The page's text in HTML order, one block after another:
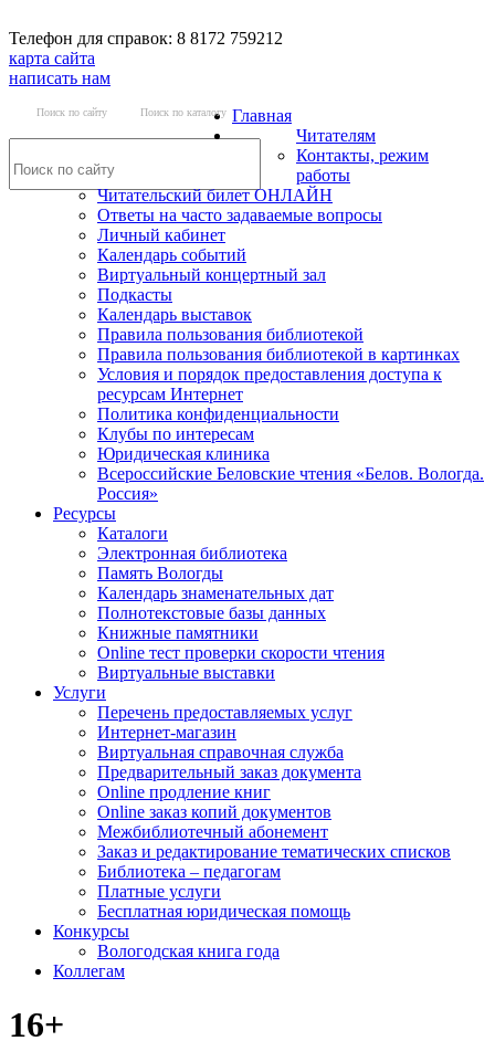
Телефон для справок: 8 8172 759212
карта сайта
написать нам
Поиск по сайту Поиск по каталогу Главная
Читателям
Контакты, режим
работы
Читательский билет ОНЛАЙН
Ответы на часто задаваемые вопросы
Личный кабинет
Календарь событий
Виртуальный концертный зал
Подкасты
Календарь выставок
Правила пользования библиотекой
Правила пользования библиотекой в картинках
Условия и порядок предоставления доступа к
ресурсам Интернет
Политика конфиденциальности
Клубы по интересам
Юридическая клиника
Всероссийские Беловские чтения «Белов. Вологда.
Россия»
Ресурсы
Каталоги
Электронная библиотека
Память Вологды
Календарь знаменательных дат
Полнотекстовые базы данных
Книжные памятники
Online тест проверки скорости чтения
Виртуальные выставки
Услуги
Перечень предоставляемых услуг
Интернет-магазин
Виртуальная справочная служба
Предварительный заказ документа
Online продление книг
Online заказ копий документов
Межбиблиотечный абонемент
Заказ и редактирование тематических списков
Библиотека – педагогам
Платные услуги
Бесплатная юридическая помощь
Конкурсы
Вологодская книга года
Коллегам
16+